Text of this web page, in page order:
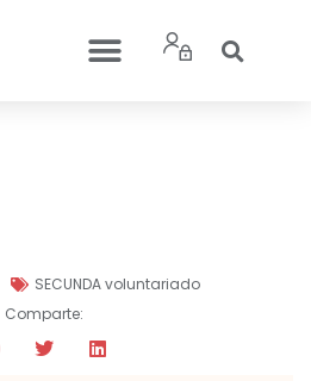
SECUNDA voluntariado
Comparte: